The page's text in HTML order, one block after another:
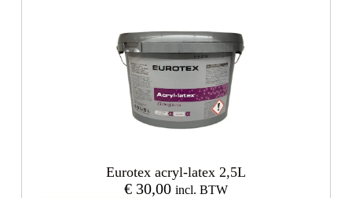
Eurotex acryl-latex 2,5L
€30,00 incl. BTW